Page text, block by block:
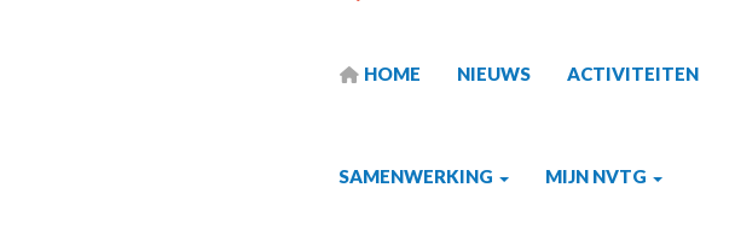
HOME NIEUWS ACTIVITEITEN
SAMENWERKING MIJN NVTG